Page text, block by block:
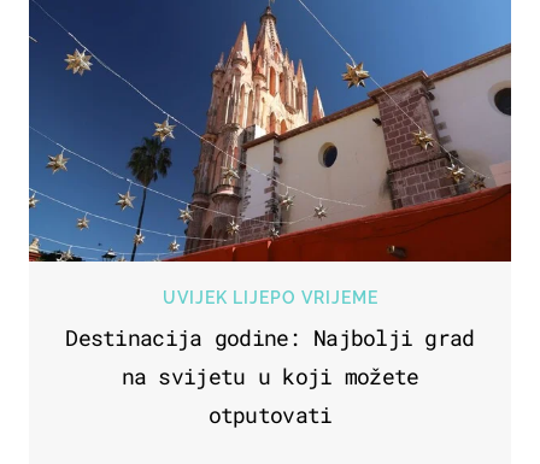
UVIJEK LIJEPO VRIJEME
Destinacija godine: Najbolji grad
na svijetu u koji možete
otputovati